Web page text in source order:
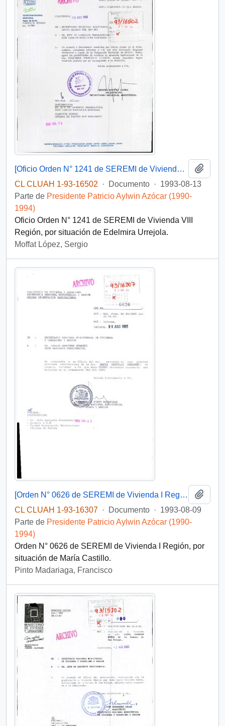
[Oficio Orden N° 1241 de SEREMI de Vivienda VIII Región]
CL CLUAH 1-93-16502
· Documento · 1993-08-13
Parte de Presidente Patricio Aylwin Azócar (1990-
1994)
Oficio Orden N° 1241 de SEREMI de Vivienda VIII
Región, por situación de Edelmira Urrejola.
Moffat López, Sergio
[Orden N° 0626 de SEREMI de Vivienda I Región]
CL CLUAH 1-93-16307 · Documento · 1993-08-09
Parte de Presidente Patricio Aylwin Azócar (1990-
1994)
Orden N° 0626 de SEREMI de Vivienda I Región, por
situación de María Castillo.
Pinto Madariaga, Francisco